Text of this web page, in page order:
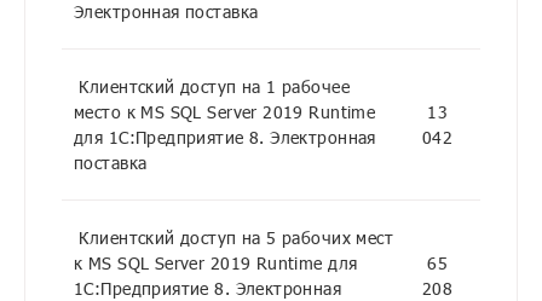
Электронная поставка
Клиентский доступ на 1 рабочее
место к MS SQL Server 2019 Runtime
для 1С:Предприятие 8. Электронная
поставка
13
042
Клиентский доступ на 5 рабочих мест
к MS SQL Server 2019 Runtime для
1С:Предприятие 8. Электронная
65
208